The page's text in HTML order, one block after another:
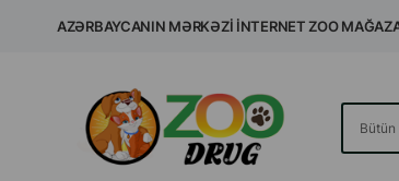
AZƏRBAYCANIN MƏRKƏZI İNTERNET ZOO